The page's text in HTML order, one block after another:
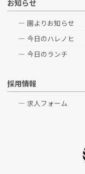
お知らせ
園よりお知らせ
今日のハレノヒ
今日のランチ
採用情報
求人フォーム